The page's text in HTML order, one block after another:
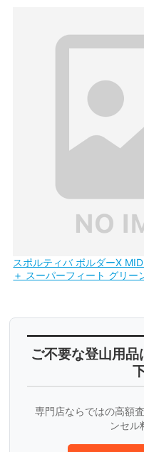
スポルティバ ボルダーX
＋ スーパーフィート グリー
ご不要な登山用
専門店ならではの高額
ンセル